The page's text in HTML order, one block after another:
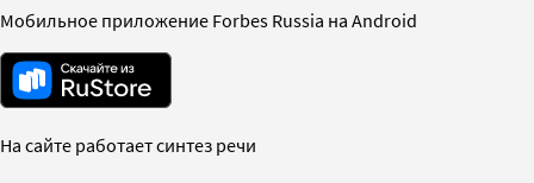
Мобильное приложение Forbes Russia на Android
На сайте работает синтез речи